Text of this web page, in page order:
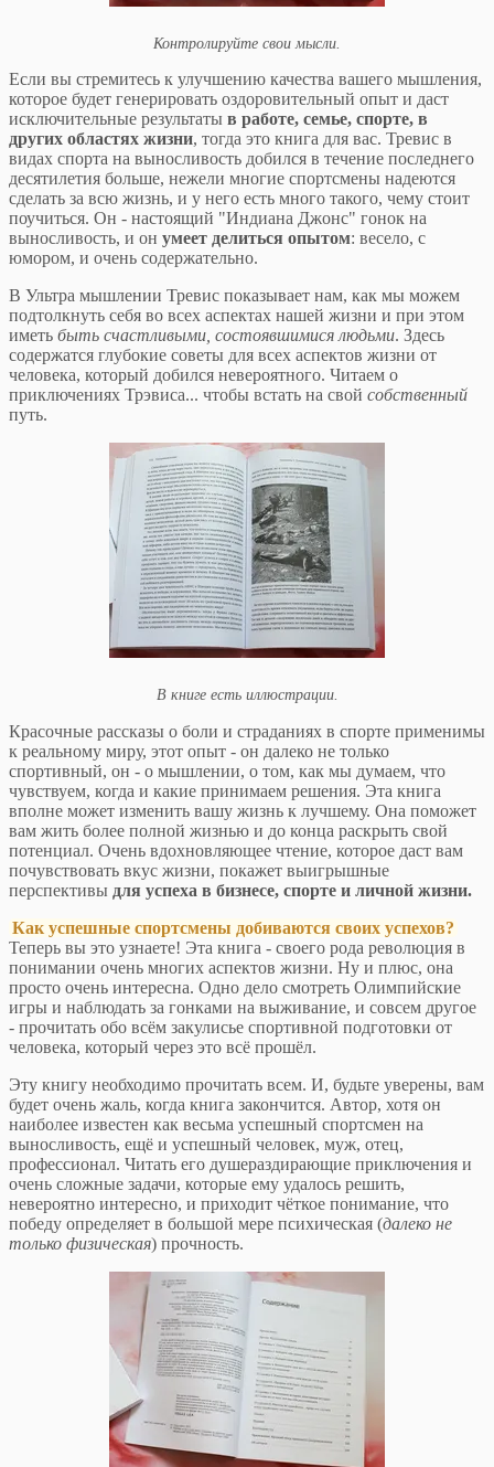
Контролируйте свои мысли.
Если вы стремитесь к улучшению качества вашего мышления,
которое будет генерировать оздоровительный опыт и даст
исключительные результаты в работе, семье, спорте, в
других областях жизни, тогда это книга для вас. Тревис в
видах спорта на выносливость добился в течение последнего
десятилетия больше, нежели многие спортсмены надеются
сделать за всю жизнь, и у него есть много такого, чему стоит
поучиться. Он - настоящий "Индиана Джонс" гонок на
выносливость, и он умеет делиться опытом: весело, с
юмором, и очень содержательно.
В Ультра мышлении Тревис показывает нам, как мы можем
подтолкнуть себя во всех аспектах нашей жизни и при этом
иметь быть счастливыми, состоявшимися людьми. Здесь
содержатся глубокие советы для всех аспектов жизни от
человека, который добился невероятного. Читаем о
приключениях Трэвиса... чтобы встать на свой собственный
путь.
В книге есть иллюстрации.
Красочные рассказы о боли и страданиях в спорте применимы
к реальному миру, этот опыт - он далеко не только
спортивный, он - о мышлении, о том, как мы думаем, что
чувствуем, когда и какие принимаем решения. Эта книга
вполне может изменить вашу жизнь к лучшему. Она поможет
вам жить более полной жизнью и до конца раскрыть свой
потенциал. Очень вдохновляющее чтение, которое даст вам
почувствовать вкус жизни, покажет выигрышные
перспективы для успеха в бизнесе, спорте и личной жизни.
Как успешные спортсмены добиваются своих успехов?
Теперь вы это узнаете! Эта книга - своего рода революция в
понимании очень многих аспектов жизни. Ну и плюс, она
просто очень интересна. Одно дело смотреть Олимпийские
игры и наблюдать за гонками на выживание, и совсем другое
- прочитать обо всём закулисье спортивной подготовки от
человека, который через это всё прошёл.
Эту книгу необходимо прочитать всем. И, будьте уверены, вам
будет очень жаль, когда книга закончится. Автор, хотя он
наиболее известен как весьма успешный спортсмен на
выносливость, ещё и успешный человек, муж, отец,
профессионал. Читать его душераздирающие приключения и
очень сложные задачи, которые ему удалось решить,
невероятно интересно, и приходит чёткое понимание, что
победу определяет в большой мере психическая (далеко не
только физическая) прочность.